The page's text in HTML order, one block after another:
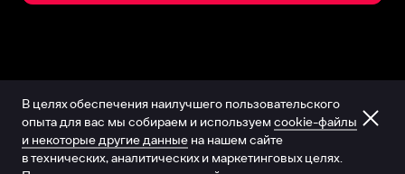
В целях обеспечения наилучшего пользовательского
опыта для вас мы собираем и используем cookie-файлы
и некоторые другие данные на нашем сайте
в технических, аналитических и маркетинговых целях.